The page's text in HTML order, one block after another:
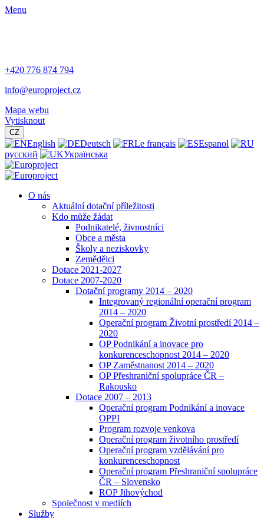
Menu
+420 776 874 794
info@europroject.cz
Mapa webu
Vytisknout
CZ
English Deutsch Le français
Espanol
русский
Українська
O nás
Aktuální dotační příležitosti
Kdo může žádat
Podnikatelé, živnostníci
Obce a města
Školy a neziskovky
Zemědělci
Dotace 2021-2027
Dotace 2007-2020
Dotační programy 2014 – 2020
Integrovaný regionální operační program
2014 – 2020
Operační program Životní prostředí 2014 –
2020
OP Podnikání a inovace pro
konkurenceschopnost 2014 – 2020
OP Zaměstnanost 2014 – 2020
OP Přeshraniční spolupráce ČR –
Rakousko
Dotace 2007 – 2013
Operační program Podnikání a inovace
OPPI
Program rozvoje venkova
Operační program životního prostředí
Operační program vzdělávání pro
konkurenceschopnost
Operační program Přeshraniční spolupráce
ČR – Slovensko
ROP Jihovýchod
Společnost v mediích
Služby